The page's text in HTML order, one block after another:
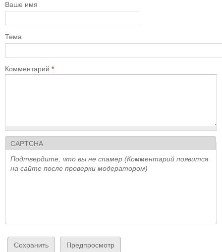
Ваше имя
Тема
Комментарий *
CAPTCHA
Подтвердите, что вы не спамер (Комментарий появится
на сайте после проверки модератором)